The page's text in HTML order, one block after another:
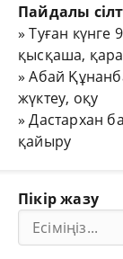
Пайдалы
»Туған күнге
қысқаша,
»Абай
жүктеу, оқу
»Дастархан
қайыру
Пікір жазу